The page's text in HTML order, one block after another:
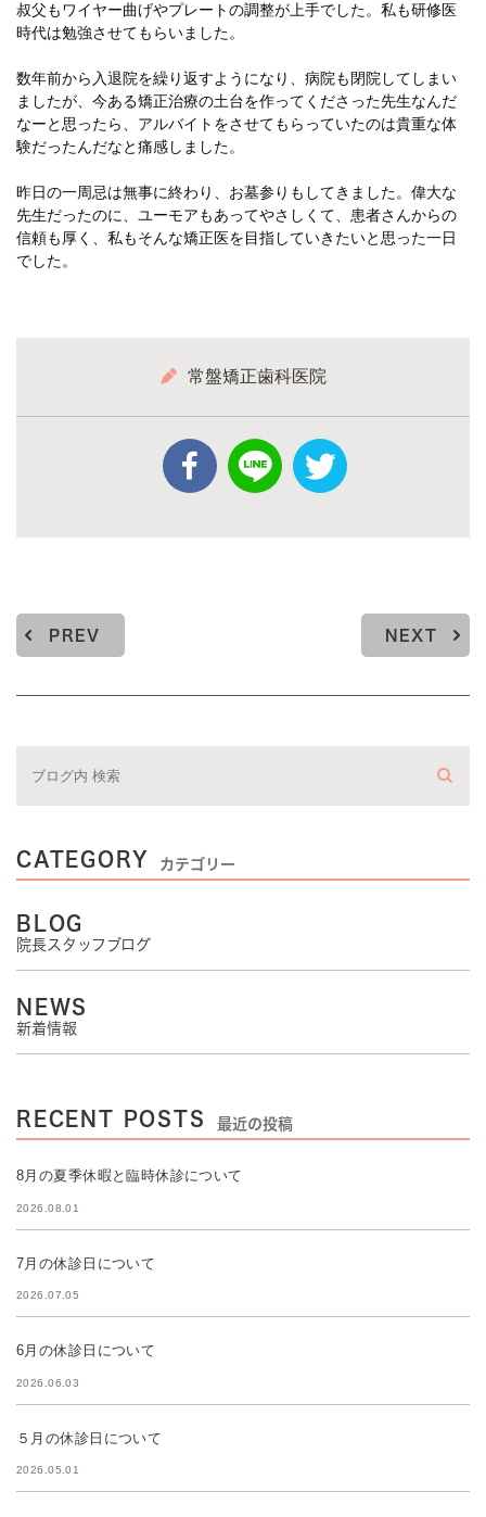
叔父もワイヤー曲げやプレートの調整が上手でした。私も研修医
時代は勉強させてもらいました。
数年前から入退院を繰り返すようになり、病院も閉院してしまい
ましたが、今ある矯正治療の土台を作ってくださった先生なんだ
なーと思ったら、アルバイトをさせてもらっていたのは貴重な体
験だったんだなと痛感しました。
昨日の一周忌は無事に終わり、お墓参りもしてきました。偉大な
先生だったのに、ユーモアもあってやさしくて、患者さんからの
信頼も厚く、私もそんな矯正医を目指していきたいと思った一日
でした。
常盤矯正歯科医院
PREV NEXT
CATEGORY カテゴリー
BLOG
院長スタッフブログ
NEWS
新着情報
RECENT POSTS 最近の投稿
8月の夏季休暇と臨時休診について
2026.08.01
7月の休診日について
2026.07.05
6月の休診日について
2026.06.03
５月の休診日について
2026.05.01